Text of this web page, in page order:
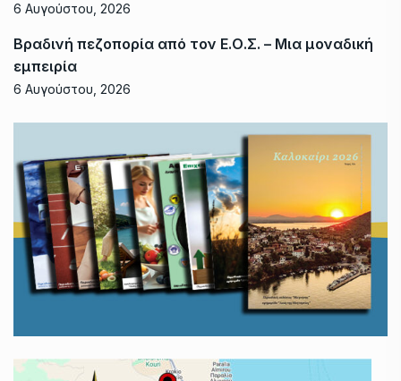
6 Αυγούστου, 2026
Βραδινή πεζοπορία από τον Ε.Ο.Σ. – Μια μοναδική
εμπειρία
6 Αυγούστου, 2026